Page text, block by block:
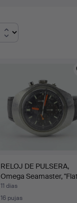
RELOJ DE PULSERA,
Omega Seamaster, "Flat
J…
11 días
16 pujas